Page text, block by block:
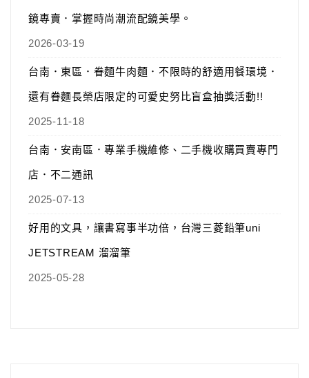
鏡專賣．掌握時尚潮流配鏡美學。
2026-03-19
台南．東區．眷麵牛肉麵．不限時的舒適用餐環境．
還有眷麵長榮店限定的可愛史努比盲盒抽獎活動!!
2025-11-18
台南．安南區．專業手機維修、二手機收購買賣專門
店．不二通訊
2025-07-13
好用的文具，讓書寫事半功倍，台灣三菱鉛筆uni
JETSTREAM 溜溜筆
2025-05-28